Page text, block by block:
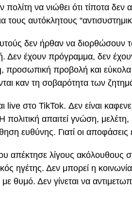
πολίτη να νιώθει ότι τίποτα
τους αυτόκλητους
δεν ήρθαν να διορθώσουν
Δεν έχουν πρόγραμμα, δεν
προβολή και εύκολα
καν τη σοβαρότητα των
live στο TikTok. Δεν είναι
απαιτεί γνώση, μελέτη,
ευθύνης. Γιατί οι
απέκτησε λίγους ακόλουθους
ηγέτης. Δεν μπορεί η
με θυμό. Δεν γίνεται να